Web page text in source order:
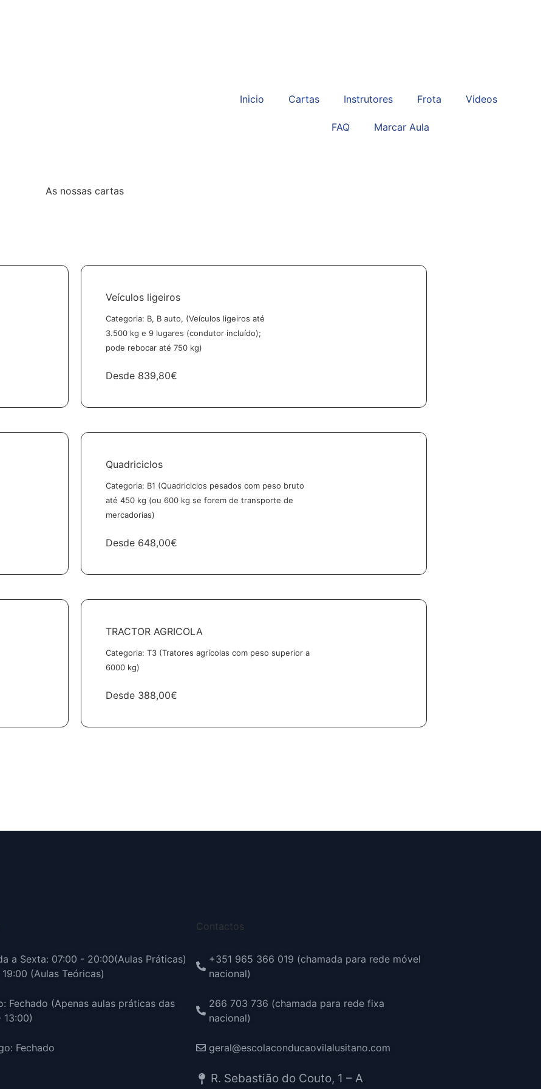
Inicio Cartas Instrutores Frota Videos
FAQ Marcar Aula
As nossas cartas
Veículos ligeiros
Categoria: B, B auto, (Veículos ligeiros até
3.500 kg e 9 lugares (condutor incluído);
pode rebocar até 750 kg)
Desde 839,80€
Quadriciclos
Categoria: B1 (Quadriciclos pesados com peso bruto
até 450 kg (ou 600 kg se forem de transporte de
mercadorias)
Desde 648,00€
TRACTOR AGRICOLA
Categoria: T3 (Tratores agrícolas com peso superior a
6000 kg)
Desde 388,00€
a Sexta: 07:00 - 20:00(Aulas Práticas)
19:00 (Aulas Teóricas)
Fechado (Apenas aulas práticas das
13:00)
Fechado
Contactos
+351 965 366 019 (chamada para rede móvel
nacional)
266 703 736 (chamada para rede fixa
nacional)
geral@escolaconducaovilalusitano.com
R. Sebastião do Couto, 1 – A